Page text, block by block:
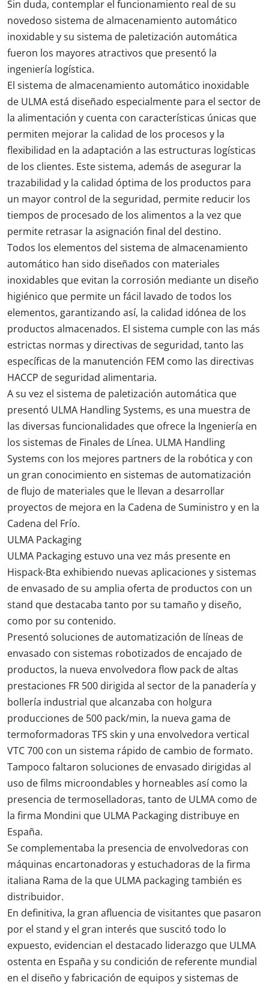
Sin duda, contemplar el funcionamiento real de su
novedoso sistema de almacenamiento automático
inoxidable y su sistema de paletización automática
fueron los mayores atractivos que presentó la
ingeniería logística.
El sistema de almacenamiento automático inoxidable
de ULMA está diseñado especialmente para el sector de
la alimentación y cuenta con características únicas que
permiten mejorar la calidad de los procesos y la
flexibilidad en la adaptación a las estructuras logísticas
de los clientes. Este sistema, además de asegurar la
trazabilidad y la calidad óptima de los productos para
un mayor control de la seguridad, permite reducir los
tiempos de procesado de los alimentos a la vez que
permite retrasar la asignación final del destino.
Todos los elementos del sistema de almacenamiento
automático han sido diseñados con materiales
inoxidables que evitan la corrosión mediante un diseño
higiénico que permite un fácil lavado de todos los
elementos, garantizando así, la calidad idónea de los
productos almacenados. El sistema cumple con las más
estrictas normas y directivas de seguridad, tanto las
específicas de la manutención FEM como las directivas
HACCP de seguridad alimentaria.
A su vez el sistema de paletización automática que
presentó ULMA Handling Systems, es una muestra de
las diversas funcionalidades que ofrece la Ingeniería en
los sistemas de Finales de Línea. ULMA Handling
Systems con los mejores partners de la robótica y con
un gran conocimiento en sistemas de automatización
de flujo de materiales que le llevan a desarrollar
proyectos de mejora en la Cadena de Suministro y en la
Cadena del Frío.
ULMA Packaging
ULMA Packaging estuvo una vez más presente en
Hispack-Bta exhibiendo nuevas aplicaciones y sistemas
de envasado de su amplia oferta de productos con un
stand que destacaba tanto por su tamaño y diseño,
como por su contenido.
Presentó soluciones de automatización de líneas de
envasado con sistemas robotizados de encajado de
productos, la nueva envolvedora flow pack de altas
prestaciones FR 500 dirigida al sector de la panadería y
bollería industrial que alcanzaba con holgura
producciones de 500 pack/min, la nueva gama de
termoformadoras TFS skin y una envolvedora vertical
VTC 700 con un sistema rápido de cambio de formato.
Tampoco faltaron soluciones de envasado dirigidas al
uso de films microondables y horneables así como la
presencia de termoselladoras, tanto de ULMA como de
la firma Mondini que ULMA Packaging distribuye en
España.
Se complementaba la presencia de envolvedoras con
máquinas encartonadoras y estuchadoras de la firma
italiana Rama de la que ULMA packaging también es
distribuidor.
En definitiva, la gran afluencia de visitantes que pasaron
por el stand y el gran interés que suscitó todo lo
expuesto, evidencian el destacado liderazgo que ULMA
ostenta en España y su condición de referente mundial
en el diseño y fabricación de equipos y sistemas de